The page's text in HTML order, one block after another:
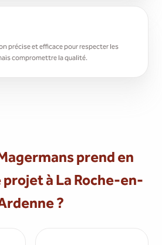
précise et efficace pour respecter les
compromettre la qualité.
prend en
à La Roche-en-
?